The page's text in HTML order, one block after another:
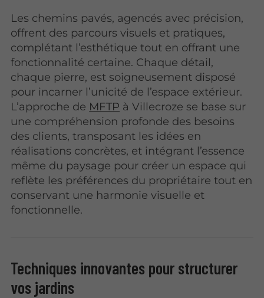
Les chemins pavés, agencés avec précision,
offrent des parcours visuels et pratiques,
complétant l’esthétique tout en offrant une
fonctionnalité certaine. Chaque détail,
chaque pierre, est soigneusement disposé
pour incarner l’unicité de l’espace extérieur.
L’approche de MFTP à Villecroze se base sur
une compréhension profonde des besoins
des clients, transposant les idées en
réalisations concrètes, et intégrant l’essence
même du paysage pour créer un espace qui
reflète les préférences du propriétaire tout en
conservant une harmonie visuelle et
fonctionnelle.
Techniques innovantes pour structurer
vos jardins